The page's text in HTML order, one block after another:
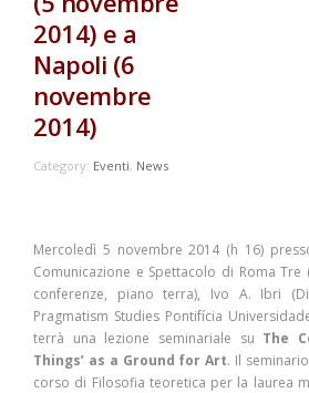
2014) e a
Napoli (6
novembre
2014)
Category: Eventi, News
Mercoledì 5 novembre 2014 (h 16)
Comunicazione e Spettacolo di Roma Tre
conferenze, piano terra), Ivo A. Ibri
Pragmatism Studies Pontifícia
terrà una lezione seminariale su The
Things’ as a Ground for Art. Il
corso di Filosofia teoretica per la laurea